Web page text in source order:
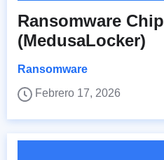
Ransomware Chip
(MedusaLocker)
Ransomware
Febrero 17, 2026